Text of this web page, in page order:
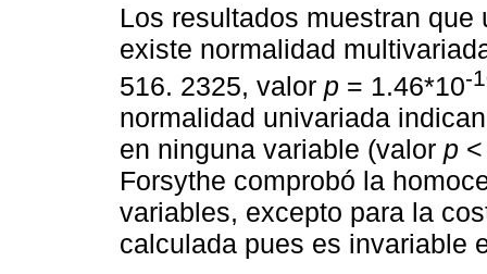
Los resultados muestran
existe normalidad
516. 2325, valor p = 1.46*10-
normalidad univariada
en ninguna variable (valor p
Forsythe comprobó la
variables, excepto para la
calculada pues es invariable